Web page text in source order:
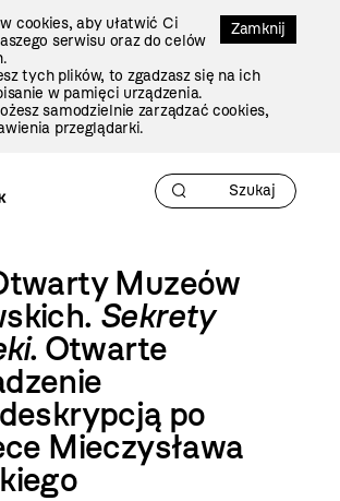
Zamknij
cookies, aby ułatwić Ci
serwisu oraz do celów
tych plików, to zgadzasz się na ich
w pamięci urządzenia.
samodzielnie zarządzać cookies,
przeglądarki.
Muzeów
Sekrety
. Otwarte
po
Mieczysława